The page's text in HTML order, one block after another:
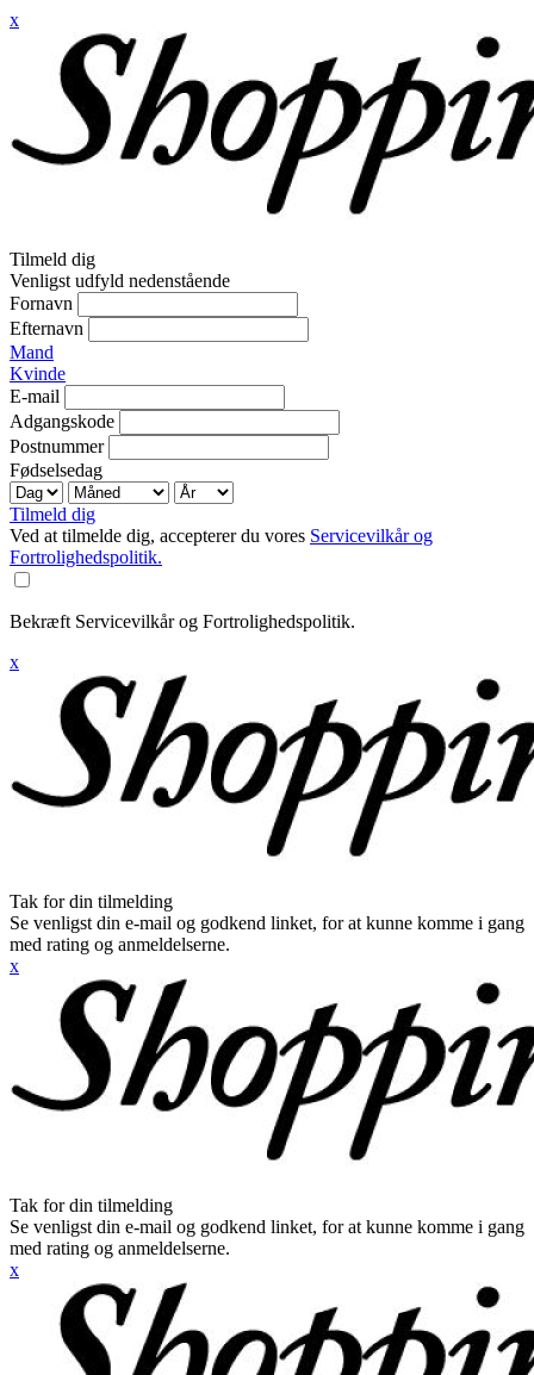
x
Tilmeld dig
Venligst udfyld nedenstående
Fornavn
Efternavn
Mand
Kvinde
E-mail
Adgangskode
Postnummer
Fødselsedag
Tilmeld dig
Ved at tilmelde dig, accepterer du vores Servicevilkår og
Fortrolighedspolitik.
Bekræft Servicevilkår og Fortrolighedspolitik.
x
Tak for din tilmelding
Se venligst din e-mail og godkend linket, for at kunne komme i gang
med rating og anmeldelserne.
x
Tak for din tilmelding
Se venligst din e-mail og godkend linket, for at kunne komme i gang
med rating og anmeldelserne.
x